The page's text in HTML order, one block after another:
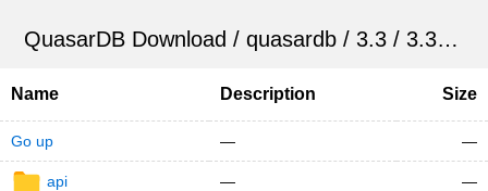
QuasarDB Download /quasardb / 3.3 / 3.3.0 /
Name Description Size
Go up — —
api — —